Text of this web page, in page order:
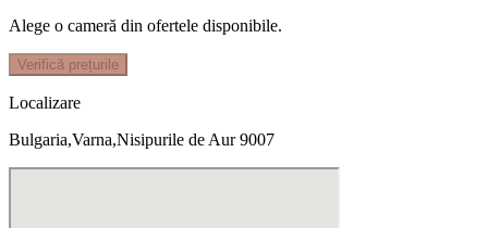
Alege o cameră din ofertele disponibile.
Verifică prețurile
Localizare
Bulgaria,Varna,Nisipurile de Aur 9007